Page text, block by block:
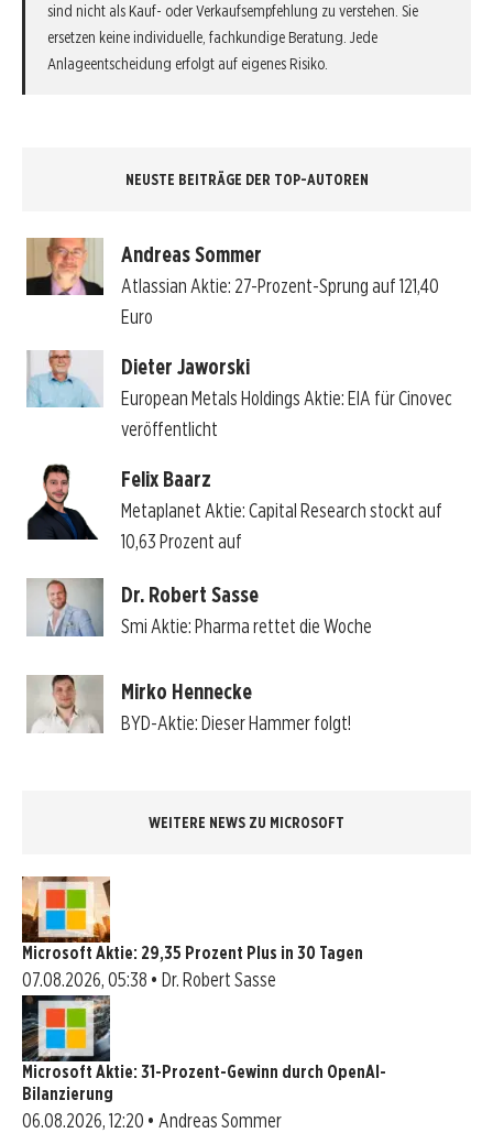
sind nicht als Kauf- oder Verkaufsempfehlung zu verstehen. Sie
ersetzen keine individuelle, fachkundige Beratung. Jede
Anlageentscheidung erfolgt auf eigenes Risiko.
NEUSTE BEITRÄGE DER TOP-AUTOREN
Andreas Sommer
Atlassian Aktie: 27-Prozent-Sprung auf 121,40
Euro
Dieter Jaworski
European Metals Holdings Aktie: EIA für Cinovec
veröffentlicht
Felix Baarz
Metaplanet Aktie: Capital Research stockt auf
10,63 Prozent auf
Dr. Robert Sasse
Smi Aktie: Pharma rettet die Woche
Mirko Hennecke
BYD-Aktie: Dieser Hammer folgt!
WEITERE NEWS ZU MICROSOFT
Microsoft Aktie: 29,35 Prozent Plus in 30 Tagen
07.08.2026, 05:38 • Dr. Robert Sasse
Microsoft Aktie: 31-Prozent-Gewinn durch OpenAI-
Bilanzierung
06.08.2026, 12:20 • Andreas Sommer